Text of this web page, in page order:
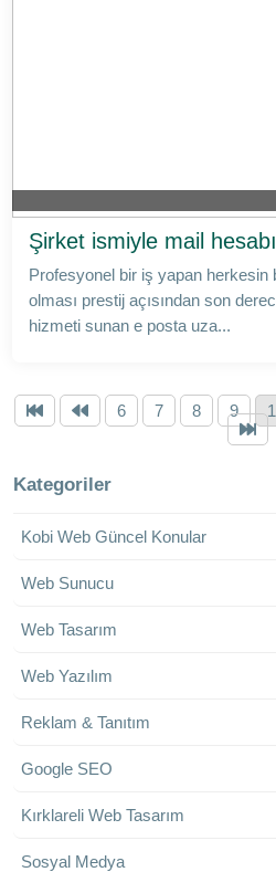
Şirket ismiyle mail
Profesyonel bir iş yapan herkesin
olması prestij açısından son
hizmeti sunan e posta uza...
6 7 8 9
Kategoriler
Kobi Web Güncel Konular
Web Sunucu
Web Tasarım
Web Yazılım
Reklam & Tanıtım
Google SEO
Kırklareli Web Tasarım
Sosyal Medya